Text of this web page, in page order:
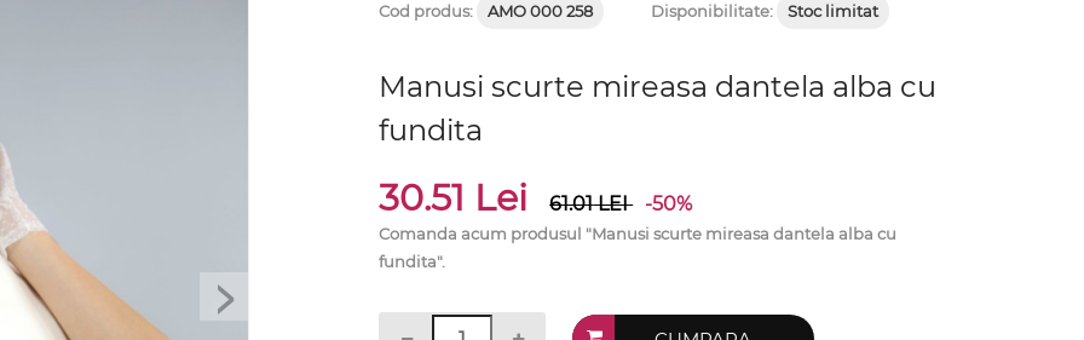
>
Cod produs: AMO 000 258 Disponibilitate: Stoc limitat
Manusi scurte mireasa dantela alba cu
fundita
30.51 Lei 61.01LEI -50%
Comanda acum produsul "Manusi scurte mireasa dantela alba cu
fundita".